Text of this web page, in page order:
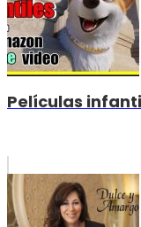
Películas